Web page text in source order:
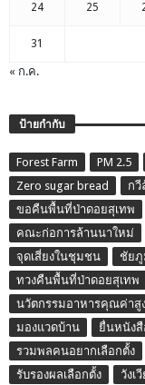
24 25
31
« ก.ค.
ป้ายกำกับ
Forest Farm PM 2.5
Zero sugar bread
กวี
ขอคืนพื้นที่ป่าดอยสุเทพ
คณะก่อการล้านนาใหม่
จุดเสี่ยงในชุมชน
ชัยภู
ทวงคืนพื้นที่ป่าดอยสุเทพ
นวัตกรรมอาหารคุณค่าสู
มองแวดบ้าน
ยื่นหนัง
รวมพลคนอยากเลือกตั้ง
รับรองผลเลือกตั้ง
วังเ